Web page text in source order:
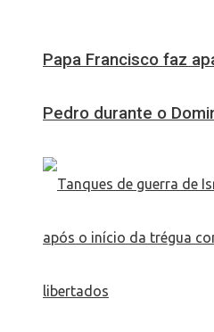
Papa Francisco faz
Pedro durante o